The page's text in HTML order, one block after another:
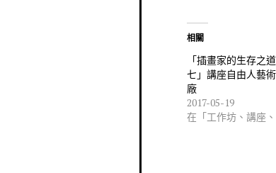
相關
「插畫家的生存之
七」講座自由人藝
廠
2017-05-19
在「工作坊、講座